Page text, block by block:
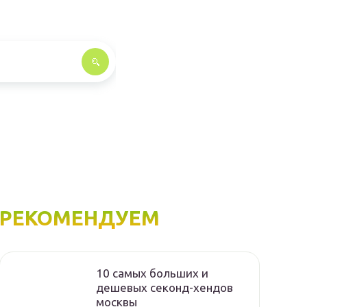
РЕКОМЕНДУЕМ
10 самых больших и
дешевых секонд-хендов
москвы